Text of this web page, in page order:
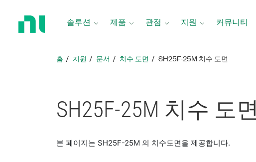
솔루션 제품 관점 지원 커뮤니티
홈 지원 문서 치수 도면 SH25F-25M 치수 도면
SH25F-25M 치수 도면
본 페이지는 SH25F-25M 의 치수도면을 제공합니다.